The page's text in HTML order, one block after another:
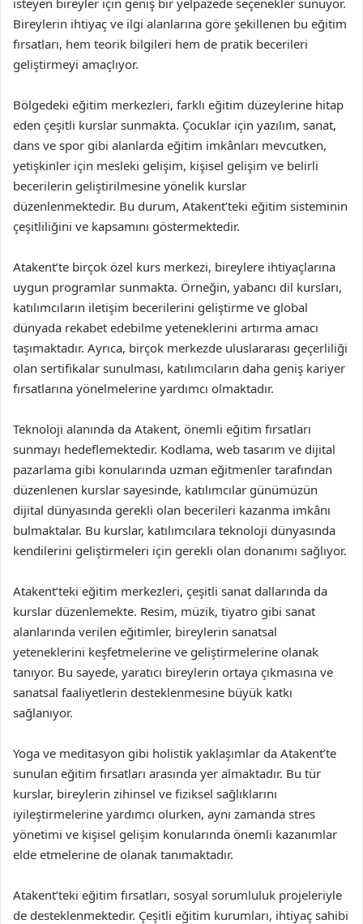
isteyen bireyler için geniş bir yelpazede seçenekler sunuyor.
Bireylerin ihtiyaç ve ilgi alanlarına göre şekillenen bu eğitim
fırsatları, hem teorik bilgileri hem de pratik becerileri
geliştirmeyi amaçlıyor.
Bölgedeki eğitim merkezleri, farklı eğitim düzeylerine hitap
eden çeşitli kurslar sunmakta. Çocuklar için yazılım, sanat,
dans ve spor gibi alanlarda eğitim imkânları mevcutken,
yetişkinler için mesleki gelişim, kişisel gelişim ve belirli
becerilerin geliştirilmesine yönelik kurslar
düzenlenmektedir. Bu durum, Atakent’teki eğitim sisteminin
çeşitliliğini ve kapsamını göstermektedir.
Atakent’te birçok özel kurs merkezi, bireylere ihtiyaçlarına
uygun programlar sunmakta. Örneğin, yabancı dil kursları,
katılımcıların iletişim becerilerini geliştirme ve global
dünyada rekabet edebilme yeteneklerini artırma amacı
taşımaktadır. Ayrıca, birçok merkezde uluslararası geçerliliği
olan sertifikalar sunulması, katılımcıların daha geniş kariyer
fırsatlarına yönelmelerine yardımcı olmaktadır.
Teknoloji alanında da Atakent, önemli eğitim fırsatları
sunmayı hedeflemektedir. Kodlama, web tasarım ve dijital
pazarlama gibi konularında uzman eğitmenler tarafından
düzenlenen kurslar sayesinde, katılımcılar günümüzün
dijital dünyasında gerekli olan becerileri kazanma imkânı
bulmaktalar. Bu kurslar, katılımcılara teknoloji dünyasında
kendilerini geliştirmeleri için gerekli olan donanımı sağlıyor.
Atakent’teki eğitim merkezleri, çeşitli sanat dallarında da
kurslar düzenlemekte. Resim, müzik, tiyatro gibi sanat
alanlarında verilen eğitimler, bireylerin sanatsal
yeteneklerini keşfetmelerine ve geliştirmelerine olanak
tanıyor. Bu sayede, yaratıcı bireylerin ortaya çıkmasına ve
sanatsal faaliyetlerin desteklenmesine büyük katkı
sağlanıyor.
Yoga ve meditasyon gibi holistik yaklaşımlar da Atakent’te
sunulan eğitim fırsatları arasında yer almaktadır. Bu tür
kurslar, bireylerin zihinsel ve fiziksel sağlıklarını
iyileştirmelerine yardımcı olurken, aynı zamanda stres
yönetimi ve kişisel gelişim konularında önemli kazanımlar
elde etmelerine de olanak tanımaktadır.
Atakent’teki eğitim fırsatları, sosyal sorumluluk projeleriyle
de desteklenmektedir. Çeşitli eğitim kurumları, ihtiyaç sahibi